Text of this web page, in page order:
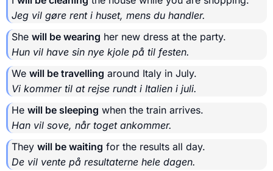
Jeg vil gøre rent i huset, mens du handler.
She will be wearing her new dress at the party.
Hun vil have sin nye kjole på til festen.
We will be travelling around Italy in July.
Vi kommer til at rejse rundt i Italien i juli.
He will be sleeping when the train arrives.
Han vil sove, når toget ankommer.
They will be waiting for the results all day.
De vil vente på resultaterne hele dagen.